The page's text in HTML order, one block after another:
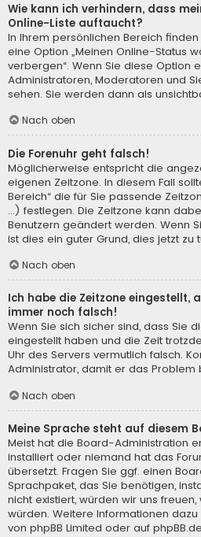
Wie kann ich verhindern, dass
Online-Liste auftaucht?
In Ihrem persönlichen Bereich finden
eine Option „Meinen Online-Status
verbergen“. Wenn Sie diese Option
Administratoren, Moderatoren und
sehen. Sie werden dann als
Nach oben
Die Forenuhr geht falsch!
Möglicherweise entspricht die
eigenen Zeitzone. In diesem Fall
Bereich“ die für Sie passende
...) festlegen. Die Zeitzone kann
Benutzern geändert werden. Wenn
ist dies ein guter Grund, dies jetzt zu
Nach oben
Ich habe die Zeitzone eingestellt,
immer noch falsch!
Wenn Sie sich sicher sind, dass Sie
eingestellt haben und die Zeit
Uhr des Servers vermutlich falsch.
Administrator, damit er das Problem
Nach oben
Meine Sprache steht auf diesem
Meist hat die Board-Administration
installiert oder niemand hat das
übersetzt. Fragen Sie ggf. einen
Sprachpaket, das Sie benötigen,
nicht existiert, würden wir uns
würden. Weitere Informationen
von phpBB Limited oder auf phpBB.de